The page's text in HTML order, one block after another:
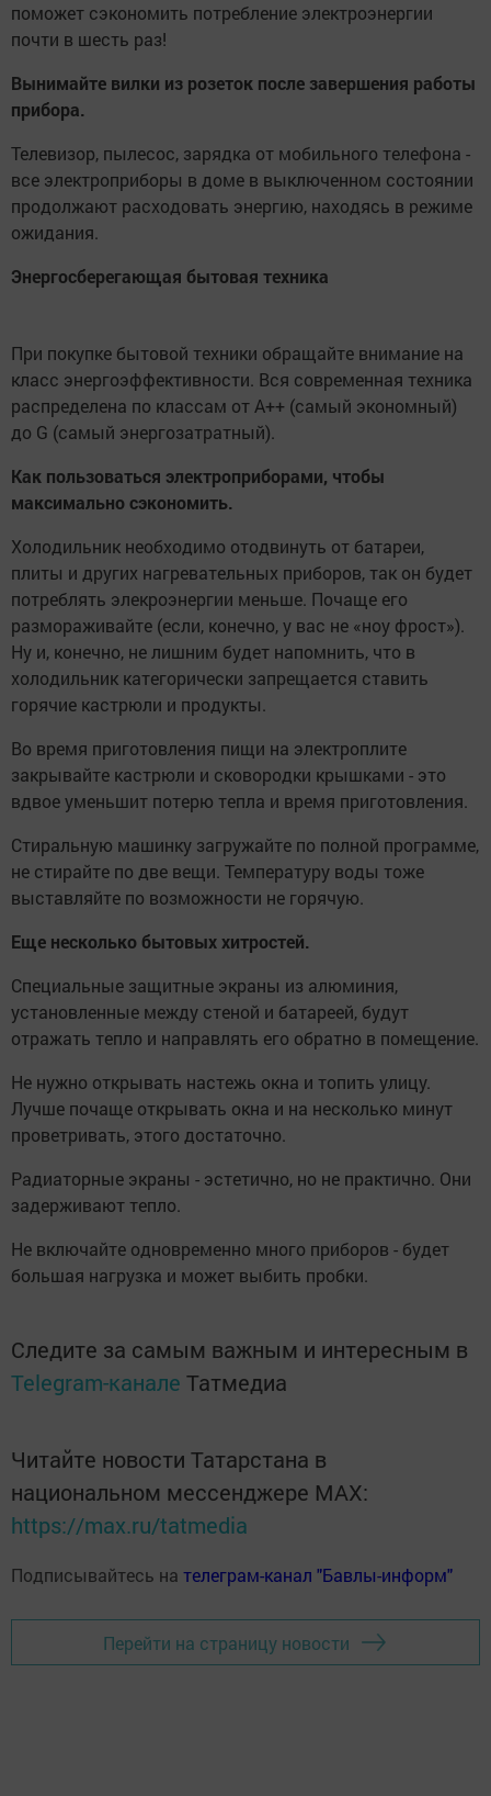
поможет сэкономить потребление электроэнергии
почти в шесть раз!
Вынимайте вилки из розеток после завершения работы
прибора.
Телевизор, пылесос, зарядка от мобильного телефона -
все электроприборы в доме в выключенном состоянии
продолжают расходовать энергию, находясь в режиме
ожидания.
Энергосберегающая бытовая техника
При покупке бытовой техники обращайте внимание на
класс энергоэффективности. Вся современная техника
распределена по классам от A++ (самый экономный)
до G (самый энергозатратный).
Как пользоваться электроприборами, чтобы
максимально сэкономить.
Холодильник необходимо отодвинуть от батареи,
плиты и других нагревательных приборов, так он будет
потреблять элекроэнергии меньше. Почаще его
размораживайте (если, конечно, у вас не «ноу фрост»).
Ну и, конечно, не лишним будет напомнить, что в
холодильник категорически запрещается ставить
горячие кастрюли и продукты.
Во время приготовления пищи на электроплите
закрывайте кастрюли и сковородки крышками - это
вдвое уменьшит потерю тепла и время приготовления.
Стиральную машинку загружайте по полной программе,
не стирайте по две вещи. Температуру воды тоже
выставляйте по возможности не горячую.
Еще несколько бытовых хитростей.
Специальные защитные экраны из алюминия,
установленные между стеной и батареей, будут
отражать тепло и направлять его обратно в помещение.
Не нужно открывать настежь окна и топить улицу.
Лучше почаще открывать окна и на несколько минут
проветривать, этого достаточно.
Радиаторные экраны - эстетично, но не практично. Они
задерживают тепло.
Не включайте одновременно много приборов - будет
большая нагрузка и может выбить пробки.
Следите за самым важным и интересным в
Telegram-канале Татмедиа
Читайте новости Татарстана в
национальном мессенджере MАХ:
https://max.ru/tatmedia
Подписывайтесь на телеграм-канал "Бавлы-информ"
Перейти на страницу новости